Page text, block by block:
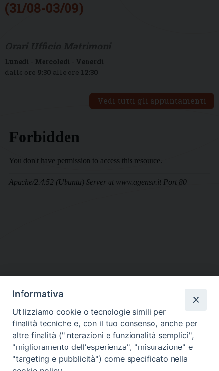
(31/08-03/09)
Lunedì - Mercoledì - Venerdì
dalle ore 9:30 alle ore 12:30
Vedi tutti gli appuntamenti
DIOCESI SUBURBICARIA DI ALBANO
Contatti:Tel.: 06.93268401 - Fax.: 06.9323844
E-mail:curia@diocesidialbano.it
Orari: dal Lunedì al Venerdì Ore: 9:00 - 13:00
Informativa
Utilizziamo cookie o tecnologie simili per
finalità tecniche e, con il tuo consenso, anche per
altre finalità ("interazioni e funzionalità semplici",
"miglioramento dell'esperienza", "misurazione" e
"targeting e pubblicità") come specificato nella